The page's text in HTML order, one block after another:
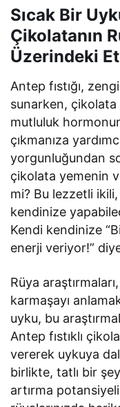
Sıcak Bir
Çikolatanın
Üzerindeki
Antep fıstığı,
sunarken,
mutluluk
çıkmanıza
yorgunluğundan
çikolata yemenin
mi? Bu lezzetli
kendinize
Kendi kendinize
enerji veriyor!”
Rüya
karmaşayı
uyku, bu
Antep fıstıklı
vererek uykuya
birlikte, tatlı bir
artırma